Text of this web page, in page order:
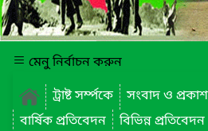
মেনু নির্বাচন করুন
ট্রাষ্ট সর্ম্পকে
সংবাদ ও
বার্ষিক প্রতিবেদন
বিভিন্ন প্রতিবেদন